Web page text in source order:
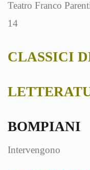
Teatro Franco
14
CLASSICI
BOMPIANI
Intervengono